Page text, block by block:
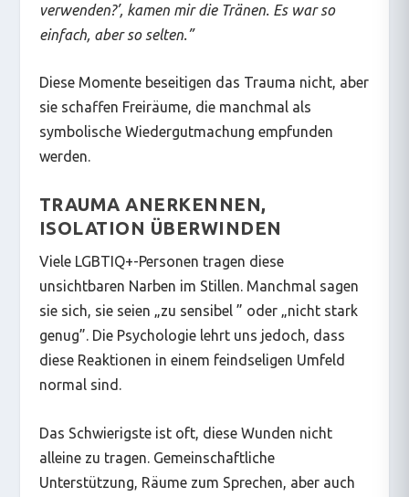
verwenden?’, kamen mir die Tränen. Es war so
einfach, aber so selten.”
Diese Momente beseitigen das Trauma nicht, aber
sie schaffen Freiräume, die manchmal als
symbolische Wiedergutmachung empfunden
werden.
TRAUMA ANERKENNEN,
ISOLATION ÜBERWINDEN
Viele LGBTIQ+-Personen tragen diese
unsichtbaren Narben im Stillen. Manchmal sagen
sie sich, sie seien „zu sensibel ” oder „nicht stark
genug”. Die Psychologie lehrt uns jedoch, dass
diese Reaktionen in einem feindseligen Umfeld
normal sind.
Das Schwierigste ist oft, diese Wunden nicht
alleine zu tragen. Gemeinschaftliche
Unterstützung, Räume zum Sprechen, aber auch